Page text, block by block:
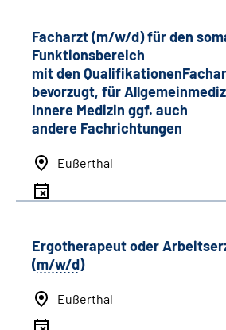
Facharzt (m/w/d) für den
Funktionsbereich
mit den
bevorzugt, für
Innere Medizin ggf. auch
andere Fachrichtungen
Eußerthal
Ergotherapeut oder
(m/w/d)
Eußerthal